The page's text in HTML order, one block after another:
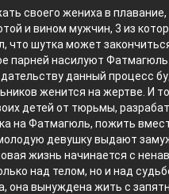
своего жениха в
и вином мужчин, 3 из
что шутка может
парней насилуют
данный процесс
женится на жертве. И
детей от тюрьмы,
на Фатмагюль, пожить
девушку выдают
жизнь начинается с
над телом, но и над
она вынуждена жить с